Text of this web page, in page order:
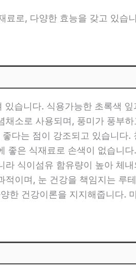
로, 다양한 효능을 갖고 있습
습니다. 식용가능한 초록색
소로 사용되며, 풍미가 풍부
다는 점이 강조되고 있습니다
좋은 식재료로 손색이 없습니
식이섬유 함유량이 높아 체
이며, 눈 건강을 책임지는 루
한 건강이론을 지지해줍니다.